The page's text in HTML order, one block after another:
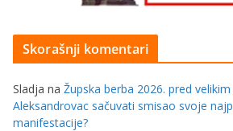
Skorašnji komentari
Sladja na Župska berba 2026. pred
Aleksandrovac sačuvati smisao svoje
manifestacije?